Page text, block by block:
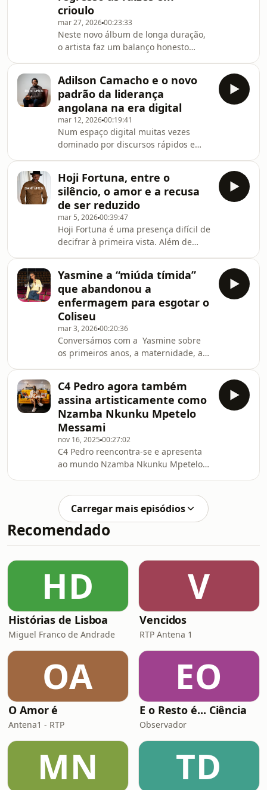
voz.Neste vídeo, discutimos: * 🌍 A
dificuldade de "assobiar para o lado"
perante a dureza do mundo atual. *
❤️ O amor de pai como âncora e
motor de espera
crioulo
mar 27, 202600:23:33
Neste novo álbum de longa duração,
o artista faz um balanço honesto
exclusiva à BANTUMEN, conduzida
por Wilds Gomes, Carlão mergulha no
que o tempo lhe deixou no corpo e na
voz.Neste vídeo, discutimos: * 🌍 A
dificuldade de &quot;assobiar para o
lado&quot; perante a dureza do
mundo atual. * ❤️ O amor de pai
como âncora e motor
Adilson Camacho e o novo
padrão da liderança
angolana na era digital
mar 12, 202600:19:41
Num espaço digital muitas vezes
dominado por discursos rápidos e
uma das vozes mais consistentes
sobre liderança, gestão e
transformação institucional em
Angola.Engenheiro informático,
gestor de projetos e professor
internacional convidado na Summit
Business School, em Lisboa, Adilson
cruza tecnologia, estratégia e
pensamento crít
Hoji Fortuna, entre o
silêncio, o amor e a recusa
de ser reduzido
mar 5, 202600:39:47
Hoji Fortuna é uma presença difícil de
decifrar à primeira vista. Além de
papéis, a sua vida é atravessada por
perdas precoces, deslocações,
escolhas improváveis e reinvenções
sucessivas que se acumulam
silenciosamente na forma como
ocupa os espaços por onde
passa.Nasceu em Luanda, em plena
guerra civil, perdeu os pais muito
cedo e tornou-se
Yasmine a “miúda tímida”
que abandonou a
enfermagem para esgotar o
Coliseu
mar 3, 202600:20:36
Conversámos com a Yasmine sobre
os primeiros anos, a maternidade, a
fosse seu e a forma como construiu a
carreira ao seu ritmo, quando a
indústria puxava noutro
sentido.Largou o curso de
enfermagem em Londres para vir
viver um sonho. Disse à mãe para
confiar, voltou a Portugal e começou
pelos covers. Quase dez anos depois,
C4 Pedro agora também
assina artisticamente como
Nzamba Nkunku Mpetelo
Messami
nov 16, 2025 00:27:02
C4 Pedro reencontra-se e apresenta
ao mundo Nzamba Nkunku Mpetelo
que hoje orienta seu percurso. O
artista mergulha num processo
profundo de autodescoberta, revisita
a sua linhagem e assume o Zamba
consciência e missão.A transformação
que viveu nos últimos anos tornou-se
não apenas musical, mas também
Carregar mais episódios
Recomendado
HD
Histórias de Lisboa
Miguel Franco de Andrade
V
Vencidos
RTP Antena 1
OA
O Amor é
Antena1 - RTP
EO
E o Resto é... Ciência
Observador
MN TD